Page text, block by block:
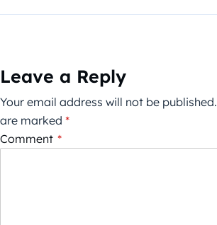
Leave a Reply
Your email address will not be published.
are marked *
Comment *